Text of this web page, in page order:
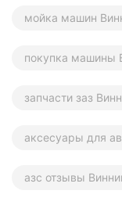
Сумы
Франковск
Луцк
мойка машин
покупка машины
запчасти заз
аксесуары для
азс отзывы